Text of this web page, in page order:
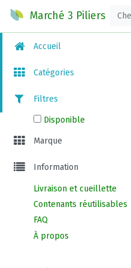
Marché 3 Piliers
Accueil
Catégories
Filtres
Disponible
Marque
Information
Livraison et cueillette
Contenants réutilisables
FAQ
À propos